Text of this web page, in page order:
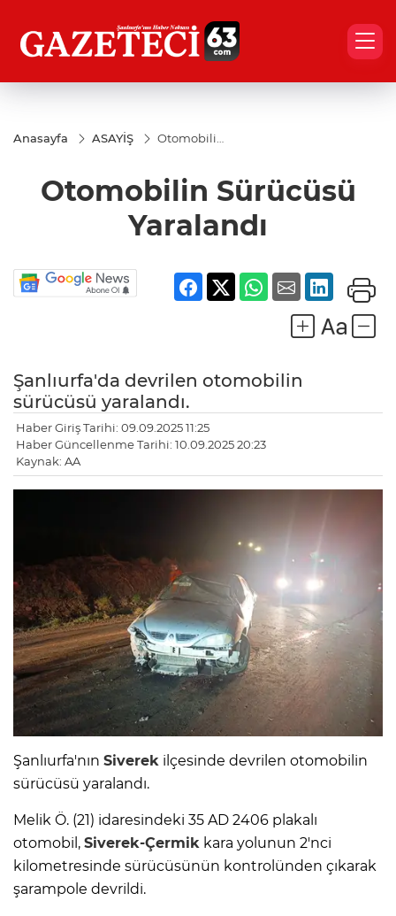
Anasayfa ASAYİŞ
Otomobilin
Otomobilin Sürücüsü
Yaralandı
Şanlıurfa'da devrilen otomobilin
sürücüsü yaralandı.
Haber Giriş Tarihi: 09.09.2025 11:25
Haber Güncellenme Tarihi: 10.09.2025 20:23
Kaynak: AA
Şanlıurfa'nın Siverek ilçesinde devrilen otomobilin
sürücüsü yaralandı.
Melik Ö. (21) idaresindeki 35 AD 2406 plakalı
otomobil, Siverek-Çermik kara yolunun 2'nci
kilometresinde sürücüsünün kontrolünden çıkarak
şarampole devrildi.